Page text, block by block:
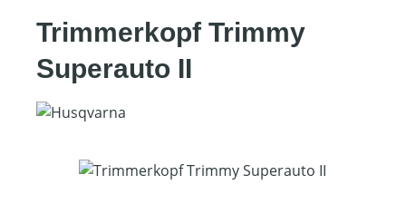
Trimmerkopf Trimmy
Superauto II
Bildergalerie überspringen